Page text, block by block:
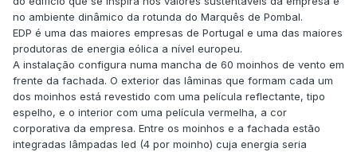
no ambiente dinâmico da rotunda do Marquês de Pombal.
EDP é uma das maiores empresas de Portugal e uma das maiores
produtoras de energia eólica a nível europeu.
A instalação configura numa mancha de 60 moinhos de vento em
frente da fachada. O exterior das lâminas que formam cada um
dos moinhos está revestido com uma película reflectante, tipo
espelho, e o interior com uma película vermelha, a cor
corporativa da empresa. Entre os moinhos e a fachada estão
integradas lâmpadas led (4 por moinho) cuja energia seria